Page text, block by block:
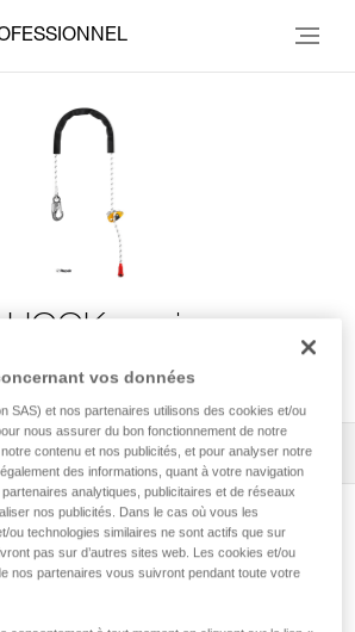
version
1 Filtrer
vos données
SAS) et nos partenaires utilisons des cookies et/ou
nous assurer du bon fonctionnement de notre
contenu et nos publicités, et pour analyser notre
des informations, quant à votre navigation
analytiques, publicitaires et de réseaux
nos publicités. Dans le cas où vous les
ou technologies similaires ne sont actifs que sur
pas sur d’autres sites web. Les cookies et/ou
nos partenaires vous suivront pendant toute votre